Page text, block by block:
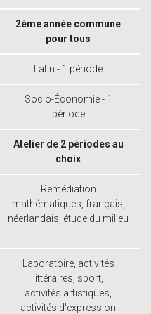
2ème année commune
pour tous
Latin - 1 période
Socio-Économie - 1
période
Atelier de 2 périodes au
choix
Remédiation
mathématiques, français,
néerlandais, étude du milieu
Laboratoire, activités
littéraires, sport,
activités artistiques,
activités d'expression